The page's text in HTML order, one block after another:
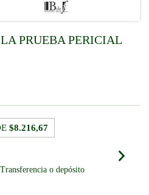
PRUEBA PERICIAL
$8.216,67
o depósito